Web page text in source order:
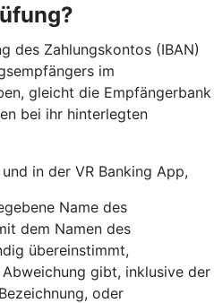
des Zahlungskontos (IBAN)
im
gleicht die Empfängerbank
bei ihr hinterlegten
in der VR Banking App,
Name des
dem Namen des
übereinstimmt,
gibt, inklusive der
oder